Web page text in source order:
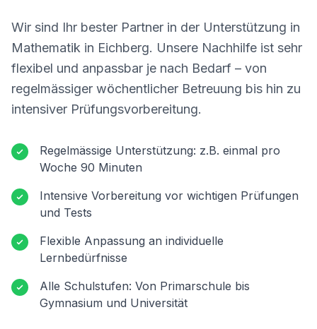
Wir sind Ihr bester Partner in der Unterstützung in
Mathematik in Eichberg. Unsere Nachhilfe ist sehr
flexibel und anpassbar je nach Bedarf – von
regelmässiger wöchentlicher Betreuung bis hin zu
intensiver Prüfungsvorbereitung.
Regelmässige Unterstützung: z.B. einmal pro
Woche 90 Minuten
Intensive Vorbereitung vor wichtigen Prüfungen
und Tests
Flexible Anpassung an individuelle
Lernbedürfnisse
Alle Schulstufen: Von Primarschule bis
Gymnasium und Universität